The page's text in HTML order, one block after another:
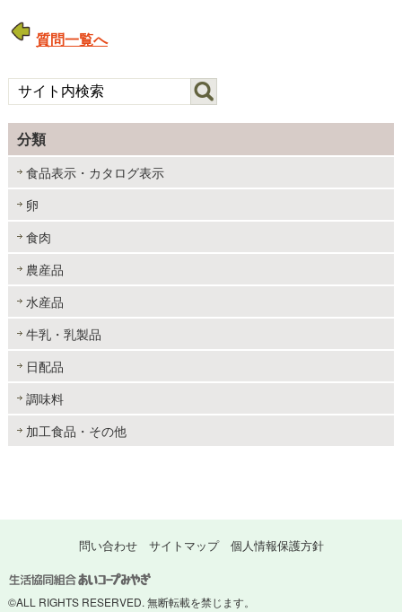
質問一覧へ
分類
食品表示・カタログ表示
卵
食肉
農産品
水産品
牛乳・乳製品
日配品
調味料
加工食品・その他
問い合わせ サイトマップ 個人情報保護方針
©ALL RIGHTS RESERVED. 無断転載を禁じます。